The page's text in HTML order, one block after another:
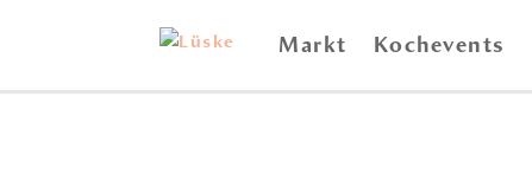
Markt Kochevents